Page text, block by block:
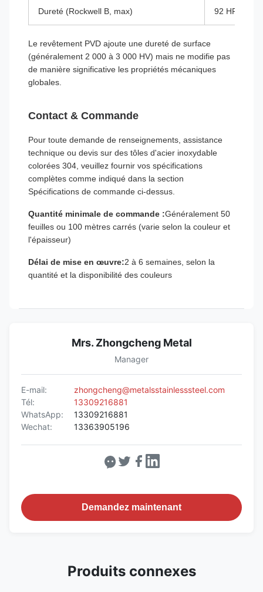
Dureté (Rockwell B, max) 92 HRB
Le revêtement PVD ajoute une dureté de surface
(généralement 2 000 à 3 000 HV) mais ne modifie pas
de manière significative les propriétés mécaniques
globales.
Contact & Commande
Pour toute demande de renseignements, assistance
technique ou devis sur des tôles d'acier inoxydable
colorées 304, veuillez fournir vos spécifications
complètes comme indiqué dans la section
Spécifications de commande ci-dessus.
Quantité minimale de commande :Généralement 50
feuilles ou 100 mètres carrés (varie selon la couleur et
l'épaisseur)
Délai de mise en œuvre:2 à 6 semaines, selon la
quantité et la disponibilité des couleurs
Mrs. Zhongcheng Metal
Manager
E-mail:
zhongcheng@metalsstainlesssteel.com
Tél:
13309216881
WhatsApp:
13309216881
Wechat:
13363905196
Demandez maintenant
Produits connexes